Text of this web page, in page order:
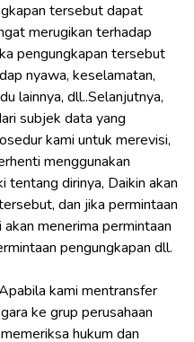
tersebut dapat
merugikan terhadap
pengungkapan tersebut
nyawa, keselamatan,
lainnya, dll..Selanjutnya,
subjek data yang
kami untuk merevisi,
menggunakan
tentang dirinya, Daikin akan
dan jika permintaan
menerima permintaan
pengungkapan dll.
kami mentransfer
ke grup perusahaan
hukum dan